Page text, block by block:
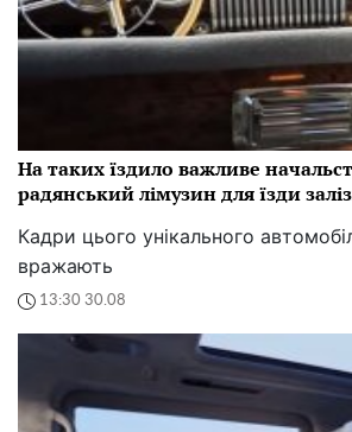
На таких їздило важливе
радянський лімузин для їзди
Кадри цього унікального
вражають
13:30 30.08